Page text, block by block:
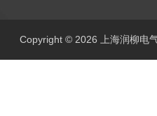
Copyright © 2026 上海润柳电